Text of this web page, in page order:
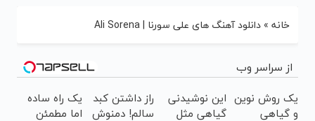
خانه » دانلود آهنگ های علی سورنا | Ali Sorena
از سراسر وب
یک روش نوین
و گیاهی
این نوشیدنی
گیاهی مثل
راز داشتن کبد
سالم! دمنوش
یک راه ساده
اما مطمئن